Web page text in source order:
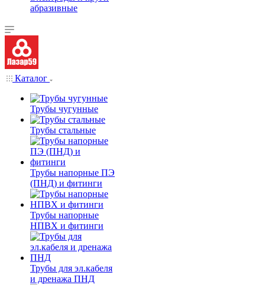
абразивные
Каталог
Трубы чугунные
Трубы стальные
Трубы напорные ПЭ
(ПНД) и фитинги
Трубы напорные
НПВХ и фитинги
Трубы для эл.кабеля
и дренажа ПНД